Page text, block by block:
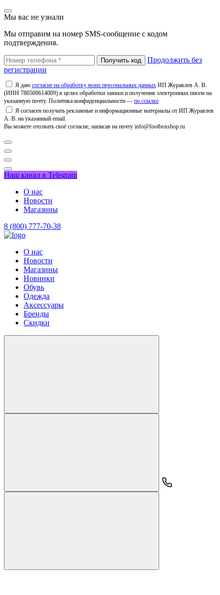
Мы вас не узнали
Мы отправим на номер SMS-сообщение с кодом
подтверждения.
Продолжить без
регистрации
Я даю согласие на обработку моих персональных данных ИП Журавлев А. В.
(ИНН 780500614009) в целях обработки заявки и получения электронных писем на
указанную почту. Политика конфиденциальности — по ссылке
Я согласен получать рекламные и информационные материалы от ИП Журавлев
А. В. на указанный email.
Вы можете отозвать своё согласие, написав на почту info@footboxshop.ru
Наш канал в Telegram
О нас
Новости
Магазины
8 (800) 777-70-38
О нас
Новости
Магазины
Новинки
Обувь
Одежда
Аксессуары
Бренды
Скидки